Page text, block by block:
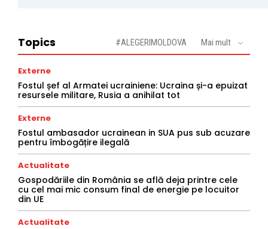
Topics #ALEGERIMOLDOVA Mai mult
Externe
Fostul șef al Armatei ucrainiene: Ucraina și-a epuizat
resursele militare, Rusia a anihilat tot
Externe
Fostul ambasador ucrainean in SUA pus sub acuzare
pentru îmbogățire ilegală
Actualitate
Gospodăriile din România se află deja printre cele
cu cel mai mic consum final de energie pe locuitor
din UE
Actualitate